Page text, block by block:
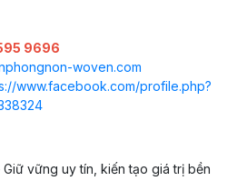
9696
woven.com
www.facebook.com/profile.php?
vững uy tín, kiến tạo giá trị bền